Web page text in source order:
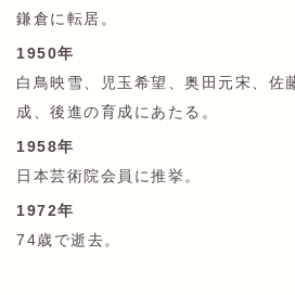
鎌倉に転居。
1950年
白鳥映雪、児玉希望、奥田元宋、佐
成、後進の育成にあたる。
1958年
日本芸術院会員に推挙。
1972年
74歳で逝去。